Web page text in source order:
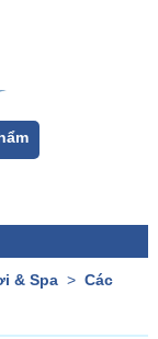
& Spa> Các